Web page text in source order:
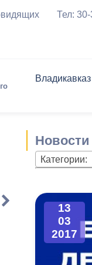
Тел:
Владикавказ
Устав города
Города-
городского
Торги и
Формы
Обратная
Комиссии
График
Новостная
Актуально
Новости
Категории:
13
03
2017